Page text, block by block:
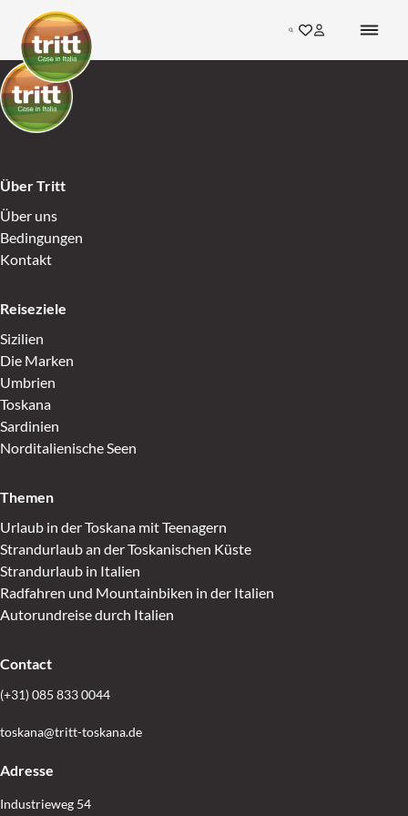
Skip to content
Go to Home
Search
Gehen Sie zu den
Inloggen bij
Go to Home
Über Tritt
Über uns
Bedingungen
Kontakt
Reiseziele
Sizilien
Die Marken
Umbrien
Toskana
Sardinien
Norditalienische Seen
Themen
Urlaub in der Toskana mit Teenagern
Strandurlaub an der Toskanischen Küste
Strandurlaub in Italien
Radfahren und Mountainbiken in der Italien
Autorundreise durch Italien
Contact
(+31) 085 833 0044
toskana@tritt-toskana.de
Adresse
Industrieweg 54